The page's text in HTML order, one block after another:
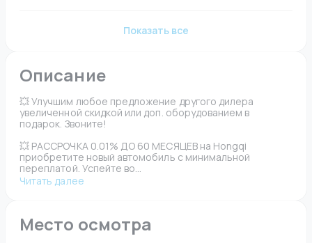
Показать все
Описание
💥 Улучшим любое предложение другого дилера
увеличенной скидкой или доп. оборудованием в
подарок. Звоните!
💥 РАССРОЧКА 0.01% ДО 60 МЕСЯЦЕВ на Hongqi
приобретите новый автомобиль с минимальной
переплатой. Успейте во...
Читать далее
Место осмотра